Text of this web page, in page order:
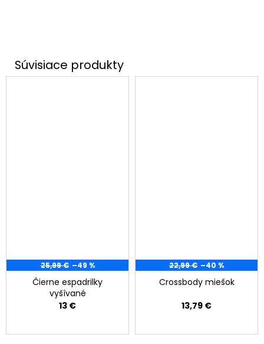
25,99 € –49 %
Čierne espadrilky
vyšívané
13 €
22,99 € –40 %
Crossbody miešok
13,79 €